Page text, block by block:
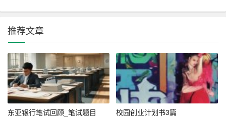
3. 点击“表格工具”选项卡，在“布局”选项卡中找到“表格”
组。
4. 在“表格”组中，点击“删除”按钮，然后在下拉菜单中选择
“表格”选项。
5. 此时，整个表格会被删除。
推荐文章
东亚银行笔试回顾_笔试题目 校园创业计划书3篇